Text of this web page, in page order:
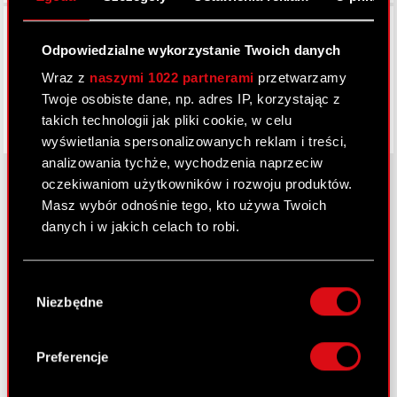
Odpowiedzialne wykorzystanie Twoich danych
Wraz z naszymi 1022 partnerami przetwarzamy
Twoje osobiste dane, np. adres IP, korzystając z
takich technologii jak pliki cookie, w celu
wyświetlania spersonalizowanych reklam i treści,
analizowania tychże, wychodzenia naprzeciw
oczekiwaniom użytkowników i rozwoju produktów.
Masz wybór odnośnie tego, kto używa Twoich
danych i w jakich celach to robi.
lokalizacji geograficznej z dokładnością nawet
Identyfikować Twoje urządzenie, aktywnie
analizując charakteryzującego je zbiory
zgody
Niezbędne
Preferencje
Facebook
O CD PROJEKT
Grupa Kapitałowa
Nasz biznes
Zrównoważony rozwój